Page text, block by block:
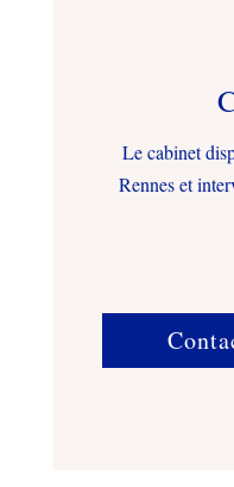
Le cabinet
Rennes et